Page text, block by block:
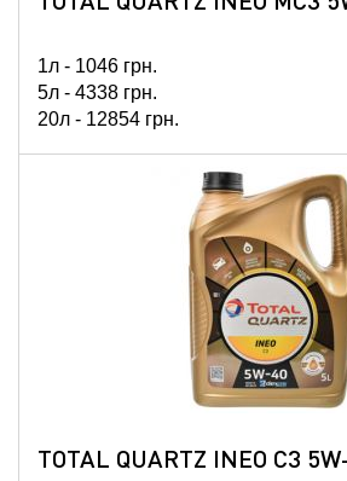
1л - 1046 грн.
5л - 4338 грн.
20л - 12854 грн.
TOTAL QUARTZ INEO С3